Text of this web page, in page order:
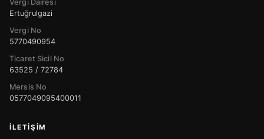
Vergi Dairesi
Ertuğrulgazi
Vergi No
5770490954
Ticaret Sicil No
63525 / 72784
Mersis No
0577049095400011
İLETIŞIM